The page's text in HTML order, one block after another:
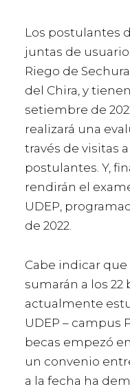
Los postulantes
juntas de
Riego de
del Chira, y
setiembre de
realizará una
través de visitas
postulantes. Y,
rendirán el
UDEP,
de 2022.
Cabe indicar
sumarán a los
actualmente
UDEP – campus
becas empezó
un convenio
a la fecha ha